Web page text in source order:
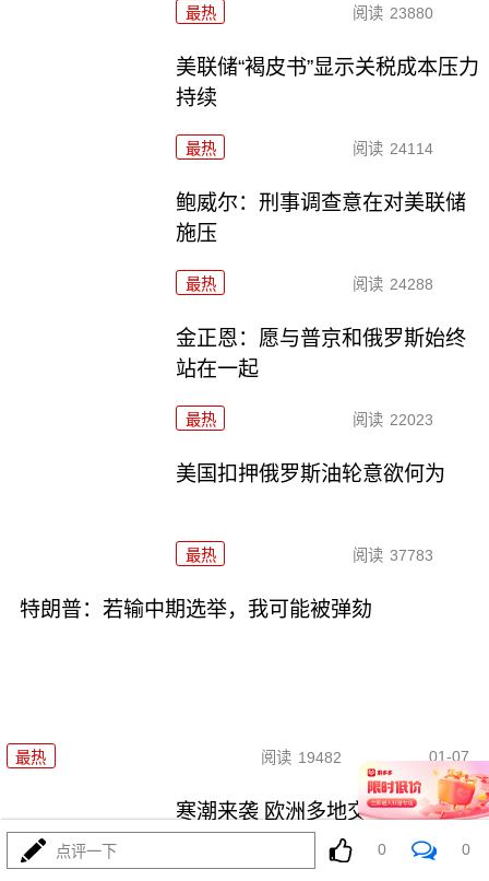
最热 阅读 23880
美联储“褐皮书”显示关税成本压力
持续
最热 阅读 24114
鲍威尔：刑事调查意在对美联储
施压
最热 阅读 24288
金正恩：愿与普京和俄罗斯始终
站在一起
最热 阅读 22023
美国扣押俄罗斯油轮意欲何为
最热 阅读 37783
特朗普：若输中期选举，我可能被弹劾
最热 阅读 19482 01-07
寒潮来袭 欧洲多地交通受阻
点评一下 0 0